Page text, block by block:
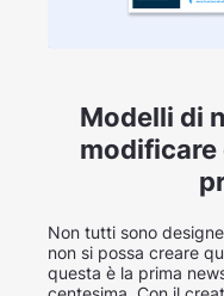
Modelli di
modificare
Non tutti sono
non si possa creare
questa è la prima